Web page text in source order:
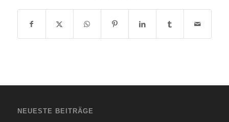
NEUESTE BEITRÄGE